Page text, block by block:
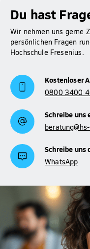
Du hast
Wir nehmen uns gerne
persönlichen Fragen
Hochschule Fresenius.
Kostenloser
0800 3400
Schreibe uns
Schreibe uns
WhatsApp